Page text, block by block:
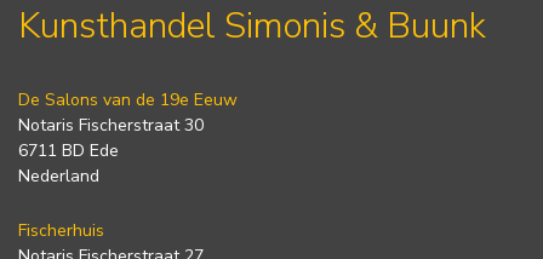
Kunsthandel Simonis & Buunk
De Salons van de 19e Eeuw
Notaris Fischerstraat 30
6711 BD Ede
Nederland
Fischerhuis